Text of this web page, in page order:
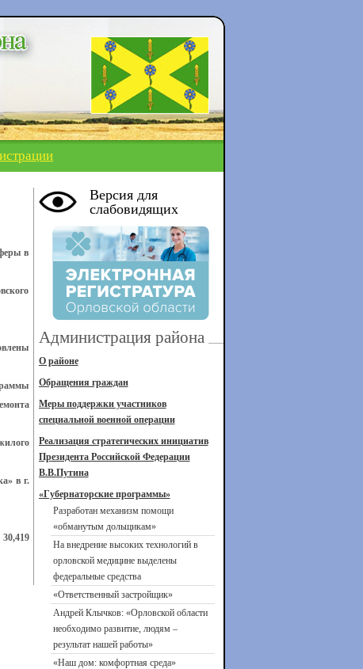
в
в г.
Версия для
слабовидящих
Администрация района
О районе
Обращения граждан
Меры поддержки участников
специальной военной операции
Реализация стратегических инициатив
Президента Российской Федерации
В.В.Путина
«Губернаторские программы»
Разработан механизм помощи
«обманутым дольщикам»
На внедрение высоких технологий в
орловской медицине выделены
федеральные средства
«Ответственный застройщик»
Андрей Клычков: «Орловской области
необходимо развитие, людям –
результат нашей работы»
«Наш дом: комфортная среда»